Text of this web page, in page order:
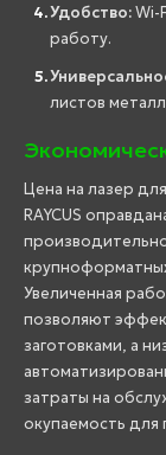
Удобство:Wi-
работу.
листов
Цена на лазер
RAYCUS
Увеличенная
позволяют
заготовками, а
затраты на
окупаемость для